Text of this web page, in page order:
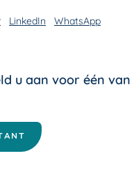
LinkedIn WhatsApp
u aan voor één van